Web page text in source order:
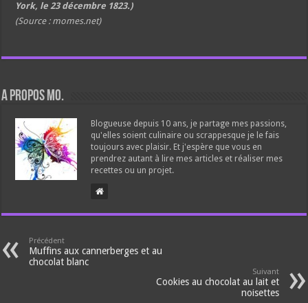
York, le 23 décembre 1823.)
(Source : momes.net)
A propos Mo.
Blogueuse depuis 10 ans, je partage mes passions,
qu'elles soient culinaire ou scrappesque je le fais
toujours avec plaisir. Et j'espère que vous en
prendrez autant à lire mes articles et réaliser mes
recettes ou un projet.
Précédent
Muffins aux cannerberges et au
chocolat blanc
Suivant
Cookies au chocolat au lait et
noisettes